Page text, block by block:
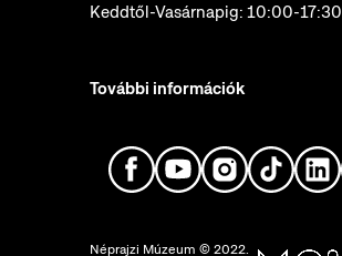
Keddtől-Vasárnapig: 10:00-17:30
További információk
Néprajzi Múzeum © 2022.